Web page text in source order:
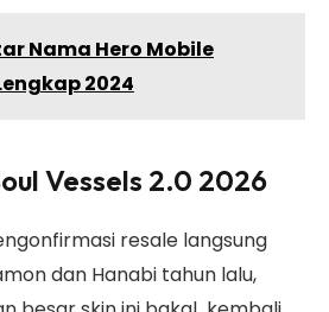
Nama Hero Mobile
2024
Vessels 2.0 2026
resale langsung
dan Hanabi tahun lalu,